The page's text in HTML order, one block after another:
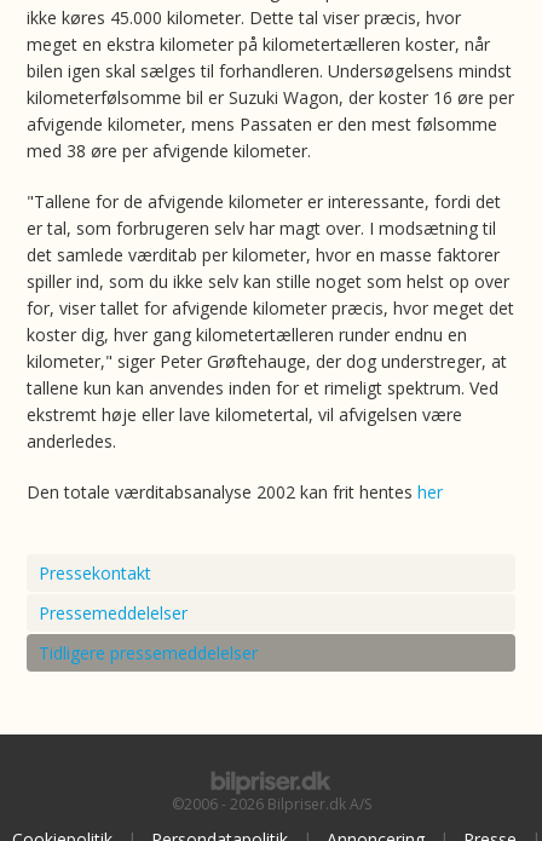
ikke køres 45.000 kilometer. Dette tal viser præcis, hvor
meget en ekstra kilometer på kilometertælleren koster, når
bilen igen skal sælges til forhandleren. Undersøgelsens mindst
kilometerfølsomme bil er Suzuki Wagon, der koster 16 øre per
afvigende kilometer, mens Passaten er den mest følsomme
med 38 øre per afvigende kilometer.
"Tallene for de afvigende kilometer er interessante, fordi det
er tal, som forbrugeren selv har magt over. I modsætning til
det samlede værditab per kilometer, hvor en masse faktorer
spiller ind, som du ikke selv kan stille noget som helst op over
for, viser tallet for afvigende kilometer præcis, hvor meget det
koster dig, hver gang kilometertælleren runder endnu en
kilometer," siger Peter Grøftehauge, der dog understreger, at
tallene kun kan anvendes inden for et rimeligt spektrum. Ved
ekstremt høje eller lave kilometertal, vil afvigelsen være
anderledes.
Den totale værditabsanalyse 2002 kan frit hentesher
Pressekontakt
Pressemeddelelser
Tidligere pressemeddelelser
©2006 - 2026 Bilpriser.dk A/S